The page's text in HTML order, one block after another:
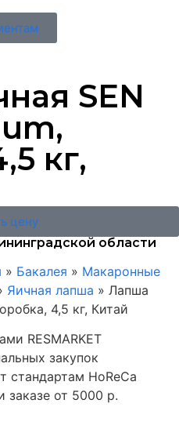
SEN
кг,
цену
области
» Бакалея » Макаронные
Яичная лапша » Лапша
4,5 кг, Китай
RESMARKET
закупок
стандартам HoReCa
заказе от 5000 р.